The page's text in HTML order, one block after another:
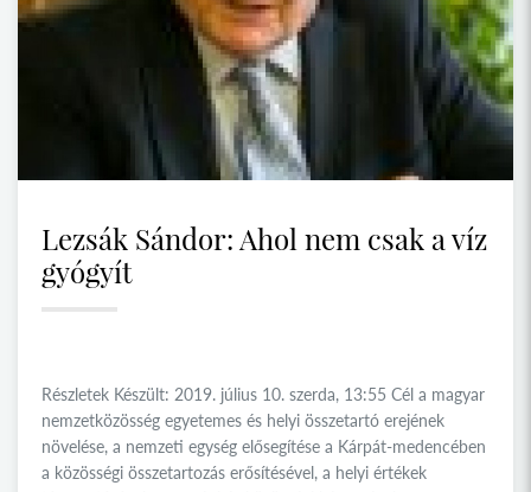
Lezsák Sándor: Ahol nem csak a víz
gyógyít
Részletek Készült: 2019. július 10. szerda, 13:55 Cél a magyar
nemzetközösség egyetemes és helyi összetartó erejének
növelése, a nemzeti egység elősegítése a Kárpát-medencében
a közösségi összetartozás erősítésével, a helyi értékek